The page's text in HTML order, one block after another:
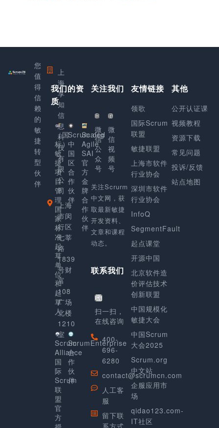
您
值
得
信
赖
的
敏
捷
转
型
伙
伴
上
海
享
知
信
息
科
技
有
限
公
司
上海
市闵
行区
七莘
路
1839
号财
富
108
广场
北楼
1210
室
我们的资
质
（国
标）
敏
捷
项
目
管
理
国
家
标
准
起
草
单
位
和
起
草
人
Scrum.org
中
国
区
合
作
伙
伴
Scaled
Agile
SAI
官
方
金
牌
合
作
伙
伴
Scrum
Alliance
国
际
Scrum
联
盟
官
方
ScrumEnterprise
合
作
伙
伴
关注我们
微
信
公
众
号
微
信
视
频
号
关注Scrurm
中文网，获
取最新敏捷
开发资料、
文章和课程
动态。
联系我们
扫一扫，
在线咨询
400-
696-
6280
contact@scrumcn.com
人工客
服
留下联
系方式
友情链接
领歌
国际Scrum
联盟
敏捷联盟
上海市软件
行业协会
深圳市软件
行业协会
InfoQ
SegmentFault
起点课堂
开源中国
北京软件造
价评估技术
创新联盟
中国规模化
敏捷大会
中国Scrum
大会2025
Scrum.org
中文站
企服应用市
场
qidao123.com-
IT社区
其他
公开认证课
视频教程
资源下载
常见问题
投诉/反馈
站点地图